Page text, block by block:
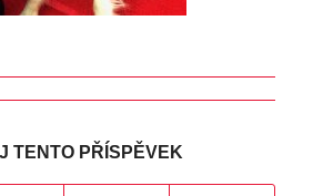
TENTO PŘÍSPĚVEK